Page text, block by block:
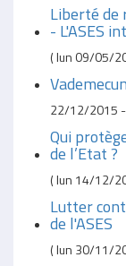
Liberté de
- L'ASES
(lun 09/05/
22/12/2015
Qui
de l’Etat ?
(lun 14/12/
Lutter
de l'ASES
(lun 30/11/